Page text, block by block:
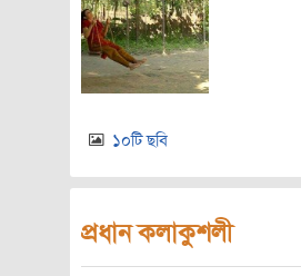
১০টি ছবি
প্রধান কলাকুশলী